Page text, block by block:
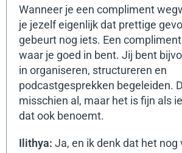
Wanneer je een compliment
je jezelf eigenlijk dat prettige
gebeurt nog iets. Een
waar je goed in bent. Jij bent
in organiseren, structureren en
podcastgesprekken begeleiden.
misschien al, maar het is fijn als
dat ook benoemt.
Ilithya: Ja, en ik denk dat het nog